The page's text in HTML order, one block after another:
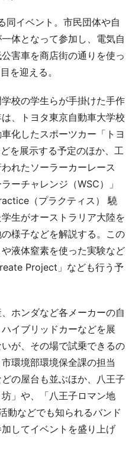
イベント。市民団体や自
体となって参加し、電気自
害車を商店街の通りを使っ
を迎える。
校の学生らが手掛けた手作
、トヨタ東京自動車大学校
化したスポーツカー「トヨ
を展示する予定のほか、工
れたソーラーカーレース
ーチャレンジ（WSC）」
（プラクティス） 驍
生がオーストラリア大陸を
様子などを解説する。この
液体窒素を使った実験など
Project」なども行う予
ホンダなど各メーカーの自
イブリッドカーなどを展
が、その場で試乗できるの
環境部環境保全課の担当
の屋台も並ぶほか、八王子
」や、「八王子ロマン地
動などでも知られるバンド
してイベントを盛り上げ